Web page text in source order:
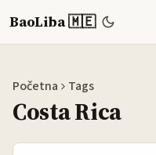
BaoLiba 🇲🇪
Početna Tags
Costa Rica